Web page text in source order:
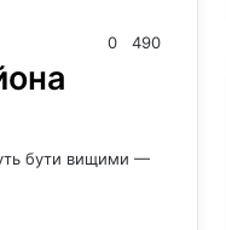
0 490
бути вищими —